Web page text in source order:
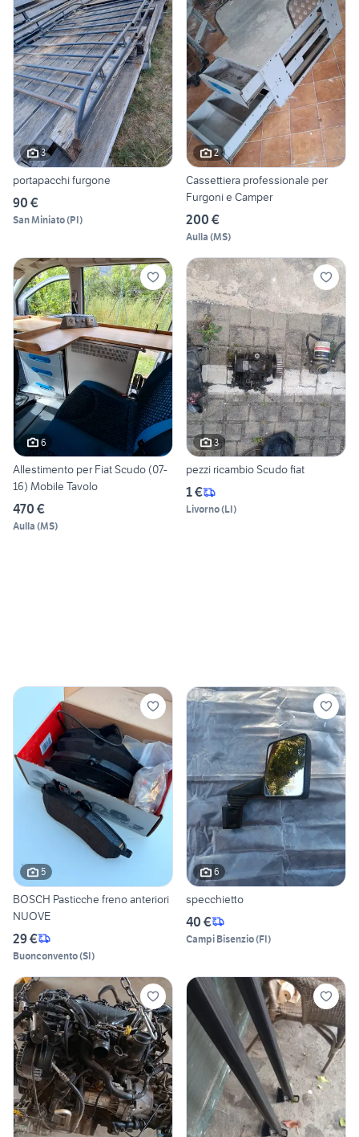
3
portapacchi furgone
90 €
San Miniato(PI)
2
Cassettiera professionale per
Furgoni e Camper
200 €
Aulla (MS)
6
Allestimento per Fiat Scudo (07-
16) Mobile Tavolo
470 €
Aulla (MS)
3
pezzi ricambio Scudo fiat
1 €
Livorno(LI)
5
BOSCH Pasticche freno anteriori
NUOVE
29 €
Buonconvento(SI)
6
specchietto
40 €
Campi Bisenzio(FI)